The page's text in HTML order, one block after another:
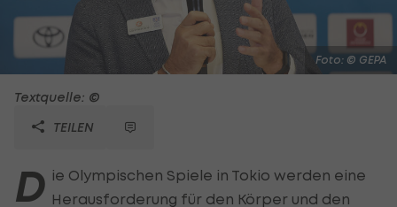
Foto: © GEPA
Textquelle: ©
TEILEN
D ie Olympischen Spiele in Tokio werden eine
Herausforderung für den Körper und den